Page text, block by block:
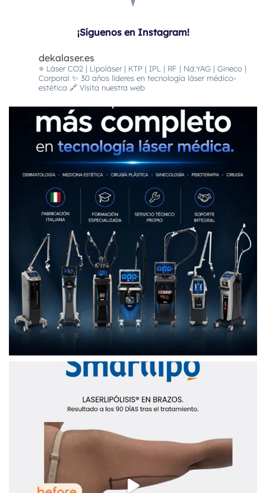
¡Síguenos en Instagram!
dekalaser.es
⭐️ Láser CO2 | Lipoláser | KTP | IPL | RF | Nd:YAG | Gineco |
Corporal ✨ 30 años líderes en tecnología láser médico-
estética 🔗 Visita nuestra web